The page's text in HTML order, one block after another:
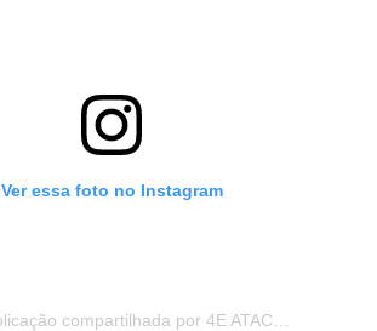
Ver essa foto no Instagram